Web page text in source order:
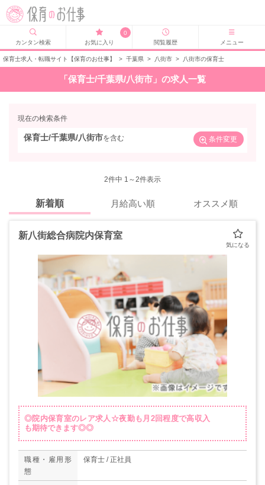
カンタン検索
0
お気に入り
閲覧履歴 メニュー
保育士求人・転職サイト【保育のお仕事】 > 千葉県 > 八街市 > 八街市の保育士
「保育士/千葉県/八街市」の求人一覧
現在の検索条件
保育士/千葉県/八街市を含む 条件変更
2件中 1～2件表示
新着順 月給高い順 オススメ順
新八街総合病院内保育室
◎院内保育室のレア求人☆夜勤も月2回程度で高収入
も期待できます◎◎
職種・雇用形
態
保育士 / 正社員